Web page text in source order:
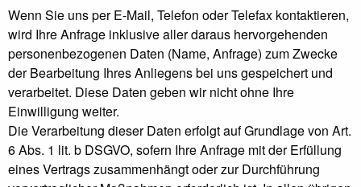
Wenn Sie uns per E-Mail, Telefon oder Telefax kontaktieren,
wird Ihre Anfrage inklusive aller daraus hervorgehenden
personenbezogenen Daten (Name, Anfrage) zum Zwecke
der Bearbeitung Ihres Anliegens bei uns gespeichert und
verarbeitet. Diese Daten geben wir nicht ohne Ihre
Einwilligung weiter.
Die Verarbeitung dieser Daten erfolgt auf Grundlage von Art.
6 Abs. 1 lit. b DSGVO, sofern Ihre Anfrage mit der Erfüllung
eines Vertrags zusammenhängt oder zur Durchführung